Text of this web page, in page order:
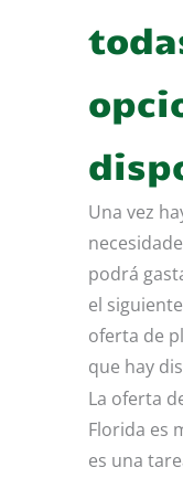
Una vez
podrá
el
oferta de
que hay
La oferta
Florida es
es una